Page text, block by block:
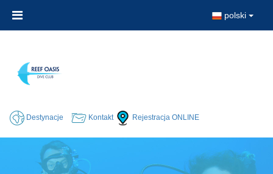
polski
Destynacje Kontakt Rejestracja ONLINE